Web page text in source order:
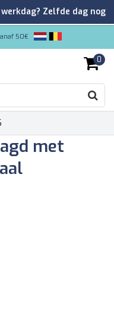
50€
betalen
Kiyoh!
0
met
Zelfde dag nog